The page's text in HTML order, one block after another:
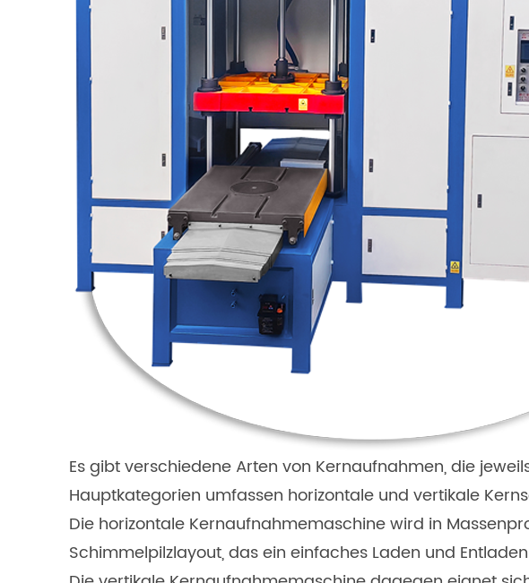
Es gibt verschiedene Arten von Kernaufnahmen, die
Hauptkategorien umfassen horizontale und vertikale
Die horizontale Kernaufnahmemaschine wird in
Schimmelpilzlayout, das ein einfaches Laden und